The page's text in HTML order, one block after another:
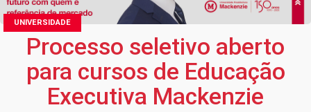
UNIVERSIDADE
Processo seletivo aberto
para cursos de Educação
Executiva Mackenzie